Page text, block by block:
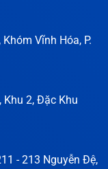
Vĩnh Hóa, P.
Khu 2, Đặc Khu
- 213 Nguyễn Đệ,